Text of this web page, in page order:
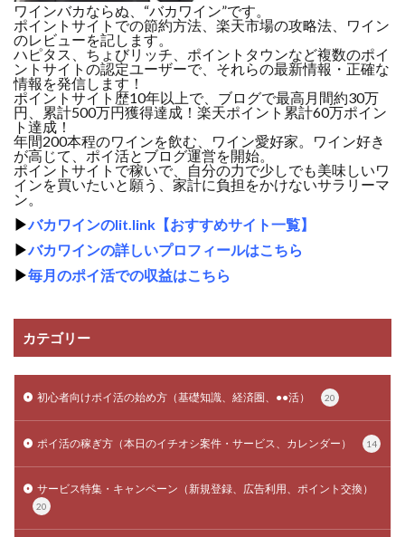
ワインバカならぬ、“バカワイン”です。
ポイントサイトでの節約方法、楽天市場の攻略法、ワイン
のレビューを記します。
ハピタス、ちょびリッチ、ポイントタウンなど複数のポイ
ントサイトの認定ユーザーで、それらの最新情報・正確な
情報を発信します！
ポイントサイト歴10年以上で、ブログで最高月間約30万
円、累計500万円獲得達成！楽天ポイント累計60万ポイン
ト達成！
年間200本程のワインを飲む、ワイン愛好家。ワイン好き
が高じて、ポイ活とブログ運営を開始。
ポイントサイトで稼いで、自分の力で少しでも美味しいワ
インを買いたいと願う、家計に負担をかけないサラリーマ
ン。
▶バカワインのlit.link【おすすめサイト一覧】
▶バカワインの詳しいプロフィールはこちら
▶毎月のポイ活での収益はこちら
カテゴリー
初心者向けポイ活の始め方（基礎知識、経済圏、●●活） 20
ポイ活の稼ぎ方（本日のイチオシ案件・サービス、カレンダー） 14
サービス特集・キャンペーン（新規登録、広告利用、ポイント交換）
20